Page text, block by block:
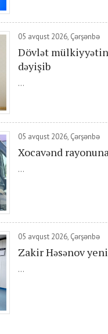
05 avqust 2026, Çərşənbə
Dövlət
dəyişib
...
05 avqust 2026, Çərşənbə
Xocavənd
...
05 avqust 2026, Çərşənbə
Zakir Həsənov
...